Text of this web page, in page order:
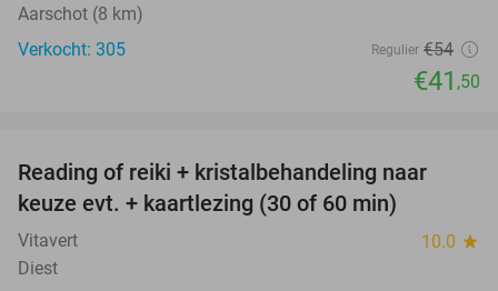
Aarschot (8 km)
Verkocht: 305
Regulier €54
€41 ,50
Reading of reiki + kristalbehandeling naar
keuze evt. + kaartlezing (30 of 60 min)
Vitavert 10.0 star
Diest